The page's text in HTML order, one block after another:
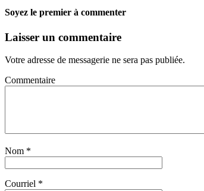
Soyez le premier à commenter
Laisser un commentaire
Votre adresse de messagerie ne sera pas publiée.
Commentaire
Nom *
Courriel *